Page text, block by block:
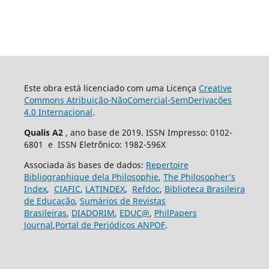
Este obra está licenciado com uma Licença Creative
Commons Atribuição-NãoComercial-SemDerivações
4.0 Internacional.
Qualis A2 , ano base de 2019. ISSN Impresso: 0102-
6801 e ISSN Eletrônico: 1982-596X
Associada às bases de dados: Repertoire
Bibliographique dela Philosophie, The Philosopher’s
Index, CIAFIC, LATINDEX, Refdoc, Biblioteca Brasileira
de Educação, Sumários de Revistas
Brasileiras, DIADORIM, EDUC@, PhilPapers
Journal,Portal de Periódicos ANPOF.